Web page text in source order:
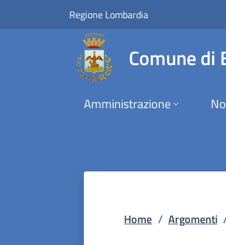
Vai al contenuto principale
Tassa sui
Regione Lombardia
Comune di
Amministrazione
Home / Argomenti